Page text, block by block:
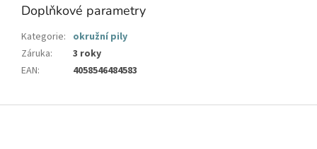
Doplňkové parametry
Kategorie: okružní pily
Záruka:
3 roky
EAN: 4058546484583
Z